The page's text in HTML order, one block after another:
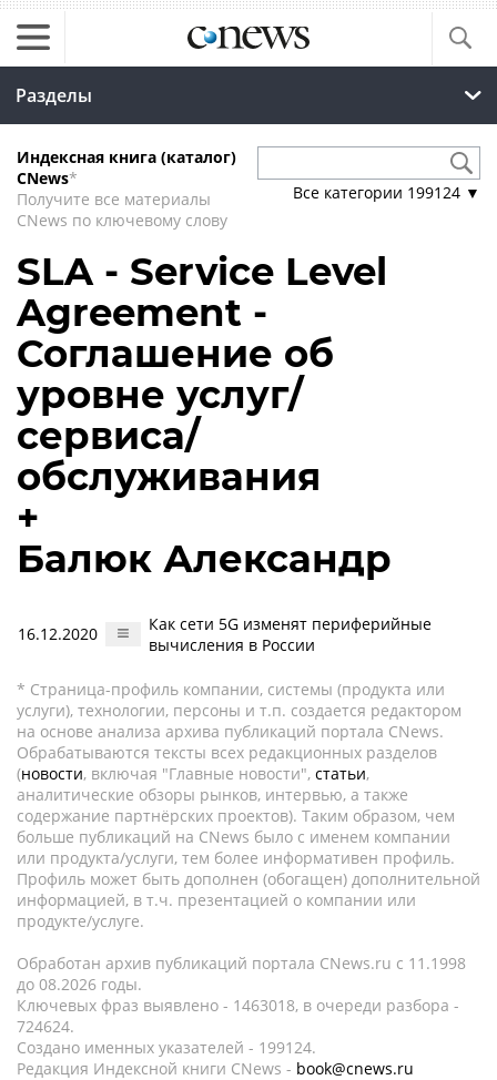
Разделы
Индексная книга (каталог)
CNews*
Получите все материалы
CNews по ключевому слову
Все категории 199124 ▼
SLA - Service Level
Agreement -
Соглашение об
уровне услуг/
сервиса/
обслуживания
+
Балюк Александр
16.12.2020
Как сети 5G изменят периферийные
вычисления в России
* Страница-профиль компании, системы (продукта или
услуги), технологии, персоны и т.п. создается редактором
на основе анализа архива публикаций портала CNews.
Обрабатываются тексты всех редакционных разделов
(новости, включая "Главные новости", статьи,
аналитические обзоры рынков, интервью, а также
содержание партнёрских проектов). Таким образом, чем
больше публикаций на CNews было с именем компании
или продукта/услуги, тем более информативен профиль.
Профиль может быть дополнен (обогащен) дополнительной
информацией, в т.ч. презентацией о компании или
продукте/услуге.
Обработан архив публикаций портала CNews.ru c 11.1998
до 08.2026 годы.
Ключевых фраз выявлено - 1463018, в очереди разбора -
724624.
Создано именных указателей - 199124.
Редакция Индексной книги CNews - book@cnews.ru